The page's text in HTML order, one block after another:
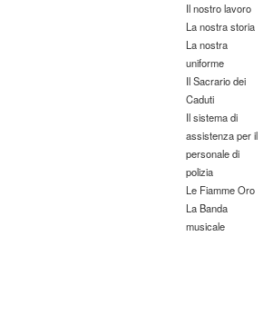
Il nostro lavoro
La nostra storia
La nostra
uniforme
Il Sacrario dei
Caduti
Il sistema di
assistenza per il
personale di
polizia
Le Fiamme Oro
La Banda
musicale